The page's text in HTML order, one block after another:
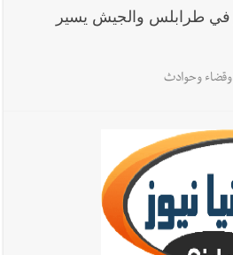
طرابلس والجيش يسير
وقضاء وحوادث